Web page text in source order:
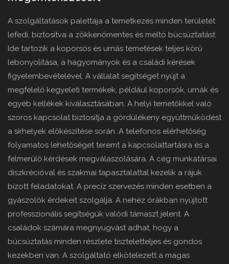
A szolgáltatások palettája a temetkezés minden területét
lefedi, biztosítva a zökkenőmentes és méltó búcsúztatást.
Ide tartozik a koporsós és urnás temetések teljes körű
lebonyolítása, a hagyományok és a családi kérések
figyelembevételével. A vállalat segítséget nyújt a
megfelelő kegyeleti termékek, például koporsók, urnák és
egyéb kellékek kiválasztásában. A helyi temetőkkel való
szoros kapcsolat biztosítja a gördülékeny együttműködést
a sírhelyek előkészítése során. A telefonos elérhetőség
folyamatos lehetőséget teremt a kapcsolattartásra és a
felmerülő kérdések megválaszolására. A cég munkatársai
diszkrécióval és szakmai tapasztalattal kezelik a rájuk
bízott feladatokat. A precíz szervezés minden esetben a
gyászolók érdekeit szolgálja. A nehéz órákban nyújtott
professzionális segítségük valódi támaszt jelent. A
családok számára megnyugvást adhat, hogy a
búcsúztatás minden részlete tiszteletteljes és gondos
kezekben van. A szolgáltató elkötelezett a magas